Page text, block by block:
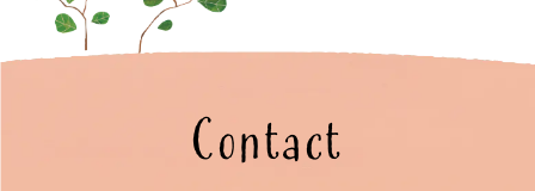
Contact